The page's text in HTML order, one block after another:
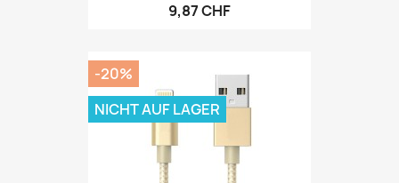
9,87 CHF
-20%
NICHT AUF LAGER